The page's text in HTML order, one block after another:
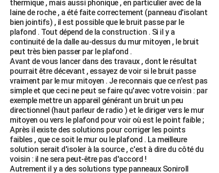
thermique , mais aussi phonique , en particulier avec de la
laine de roche , a été faite correctement (panneau d'isolant
bien jointifs) , il est possible que le bruit passe par le
plafond . Tout dépend de la construction . Si il y a
continuité de la dalle au-dessus du mur mitoyen , le bruit
peut très bien passer par le plafond .
Avant de vous lancer dans des travaux , dont le résultat
pourrait être décevant , essayez de voir si le bruit passe
vraiment par le mur mitoyen . Je reconnais que ce n'est pas
simple et que ceci ne peut se faire qu'avec votre voisin : par
exemple mettre un appareil générant un bruit un peu
directionnel (haut parleur de radio ) et le diriger vers le mur
mitoyen ou vers le plafond pour voir où est le point faible ;
Après il existe des solutions pour corriger les points
faibles , que ce soit le mur ou le plafond . La meilleure
solution serait d'isoler à la source , c'est à dire du côté du
voisin : il ne sera peut-être pas d'accord !
Autrement il y a des solutions type panneaux Soniroll